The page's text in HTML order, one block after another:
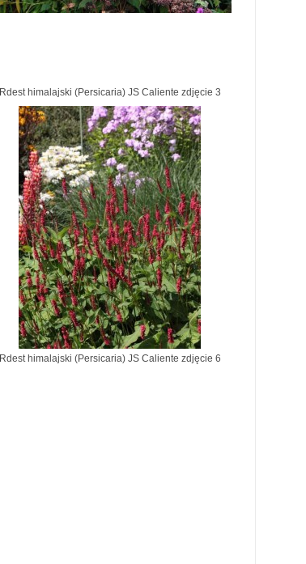
Rdest himalajski (Persicaria) JS Caliente zdjęcie 3
Rdest himalajski (Persicaria) JS Caliente zdjęcie 6